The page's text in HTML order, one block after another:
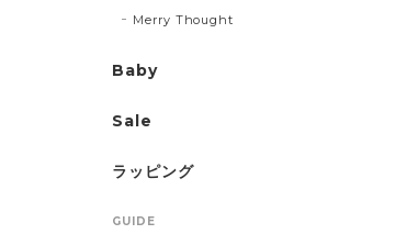
Merry Thought
Baby
Sale
ラッピング
GUIDE